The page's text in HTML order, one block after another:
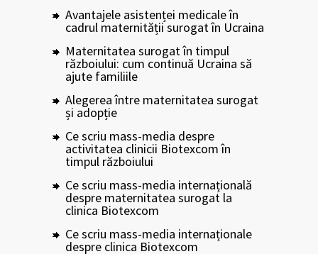
Avantajele asistenței medicale în
cadrul maternității surogat în Ucraina
Maternitatea surogat în timpul
războiului: cum continuă Ucraina să
ajute familiile
Alegerea între maternitatea surogat
și adopție
Ce scriu mass-media despre
activitatea clinicii Biotexcom în
timpul războiului
Ce scriu mass-media internațională
despre maternitatea surogat la
clinica Biotexcom
Ce scriu mass-media internaționale
despre clinica Biotexcom